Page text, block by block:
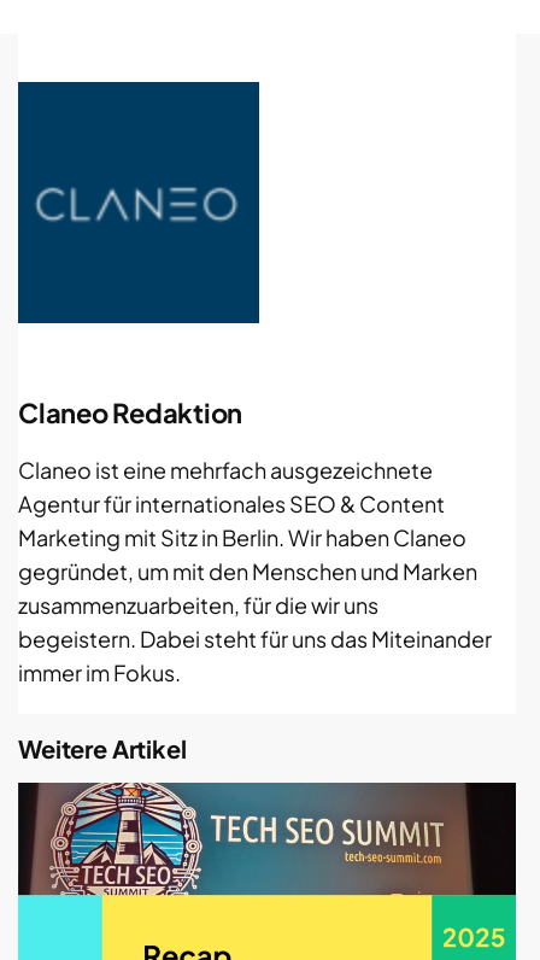
Claneo Redaktion
Claneo ist eine mehrfach ausgezeichnete
Agentur für internationales SEO & Content
Marketing mit Sitz in Berlin. Wir haben Claneo
gegründet, um mit den Menschen und Marken
zusammenzuarbeiten, für die wir uns
begeistern. Dabei steht für uns das Miteinander
immer im Fokus.
Weitere Artikel